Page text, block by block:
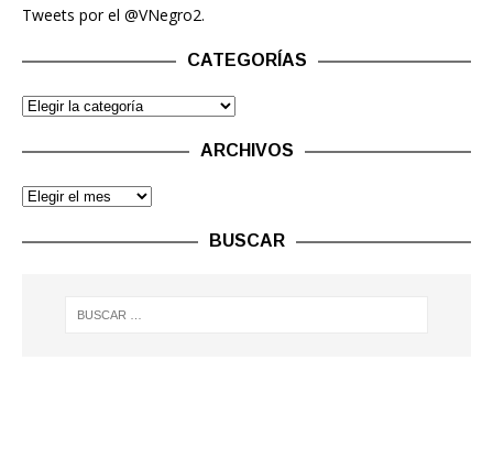
Tweets por el @VNegro2.
CATEGORÍAS
ARCHIVOS
BUSCAR